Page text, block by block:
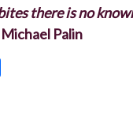
there is no
Palin